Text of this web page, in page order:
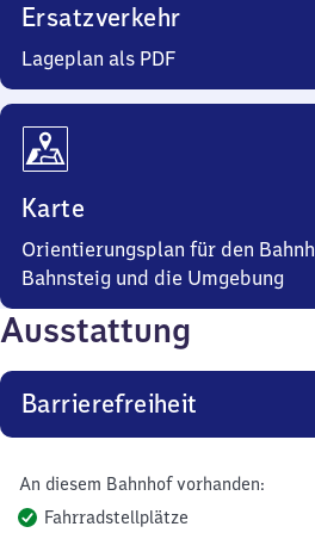
Ersatzverkehr
Lageplan als PDF
Karte
Orientierungsplan für den
Bahnsteig und die Umgebung
Ausstattung
Barrierefreiheit
An diesem Bahnhof vorhanden:
Fahrradstellplätze